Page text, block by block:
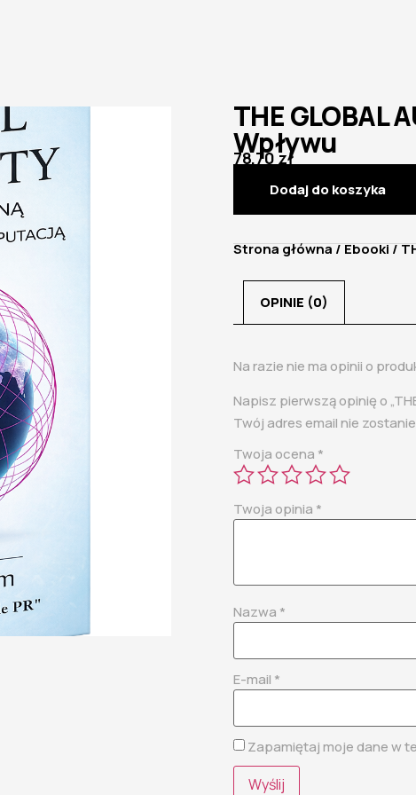
THE GLOBAL
Wpływu
78,70 zł
Dodaj do koszyka
Strona główna/Ebooki/
OPINIE (0)
Na razie nie ma opinii o
Napisz pierwszą opinię o
Twój adres email nie
Twoja ocena *
Twoja opinia *
Nazwa *
E-mail *
Zapamiętaj moje dane w